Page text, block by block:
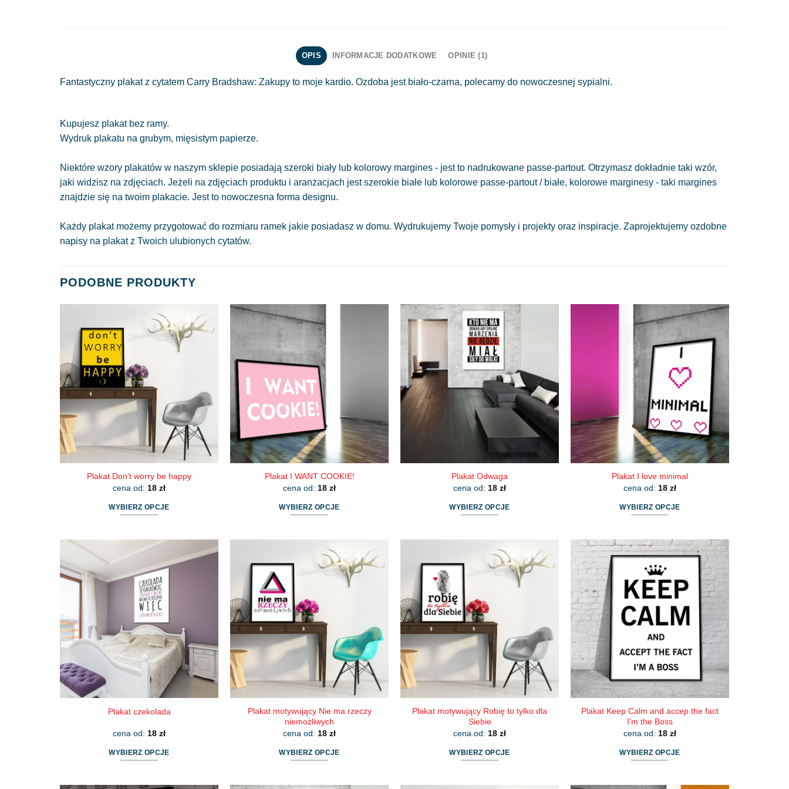
OPIS INFORMACJE DODATKOWE OPINIE (1)
Fantastyczny plakat z cytatem Carry Bradshaw: Zakupy to moje kardio. Ozdoba jest biało-czarna, polecamy do nowoczesnej sypialni.
Kupujesz plakat bez ramy.
Wydruk plakatu na grubym, mięsistym papierze.
Niektóre wzory plakatów w naszym sklepie posiadają szeroki biały lub kolorowy margines - jest to nadrukowane passe-partout. Otrzymasz dokładnie taki wzór,
jaki widzisz na zdjęciach. Jeżeli na zdjęciach produktu i aranżacjach jest szerokie białe lub kolorowe passe-partout / białe, kolorowe marginesy - taki margines
znajdzie się na twoim plakacie. Jest to nowoczesna forma designu.
Każdy plakat możemy przygotować do rozmiaru ramek jakie posiadasz w domu. Wydrukujemy Twoje pomysły i projekty oraz inspiracje. Zaprojektujemy ozdobne
napisy na plakat z Twoich ulubionych cytatów.
PODOBNE PRODUKTY
Plakat Don’t worry be happy
cena od: 18 zł
WYBIERZ OPCJE
wariantów.
Opcje
można
wybrać
na
stronie
produktu
Plakat I WANT COOKIE!
cena od: 18 zł
WYBIERZ OPCJE
wiele
wariantów.
można
wybrać
stronie
produktu
Plakat Odwaga
cena od: 18 zł
WYBIERZ OPCJE
wiele
wariantów.
można
wybrać
stronie
produktu
Plakat I love minimal
cena od: 18 zł
WYBIERZ OPCJE
ma
wariantów.
Opcje
wybrać
stronie
produktu
Plakat czekolada
cena od: 18 zł
WYBIERZ OPCJE
Plakat motywujący Nie ma rzeczy
niemożliwych
cena od: 18 zł
WYBIERZ OPCJE
Plakat motywujący Robię to tylko dla
Siebie
cena od: 18 zł
WYBIERZ OPCJE
Plakat Keep Calm and accep the fact
I’m the Boss
cena od: 18 zł
WYBIERZ OPCJE